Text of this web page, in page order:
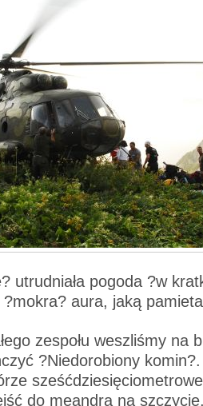
utrudniała pogoda ?w
?mokra? aura, jaką
zespołu weszliśmy na
?Niedorobiony
do meandra na